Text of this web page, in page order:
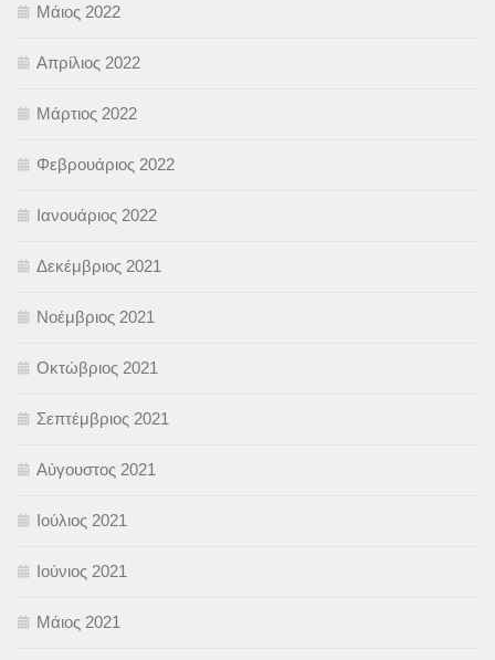
Μάιος 2022
Απρίλιος 2022
Μάρτιος 2022
Φεβρουάριος 2022
Ιανουάριος 2022
Δεκέμβριος 2021
Νοέμβριος 2021
Οκτώβριος 2021
Σεπτέμβριος 2021
Αύγουστος 2021
Ιούλιος 2021
Ιούνιος 2021
Μάιος 2021